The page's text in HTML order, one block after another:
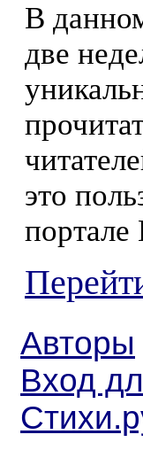
В
две
это
портале
Авторы
Вход